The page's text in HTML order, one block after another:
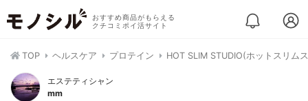
おすすめ商品がもらえる
クチコミポイ活サイト
TOP ヘルスケア プロテイン HOT SLIM STUDIO(ホットスリム
エステティシャン
mm